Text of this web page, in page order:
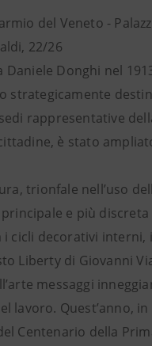
del Veneto -
22/26
Daniele Donghi nel
strategicamente
rappresentative
è stato
trionfale nell’uso
e più discreta
i cicli decorativi interni,
Liberty di Giovanni
messaggi
lavoro. Quest’anno,
Centenario della